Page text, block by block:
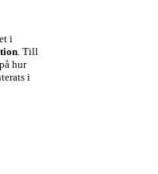
i
. Till
hur
i